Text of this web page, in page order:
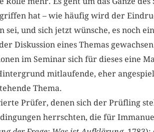
hat – wie häufig wird der
sei, und sich jetzt wünsche, es noch
Diskussion eines Themas
im Seminar sich für dieses eine
mitlaufende, eher
Thema.
Prüfer, denen sich der Prüfling
herrschten, die für